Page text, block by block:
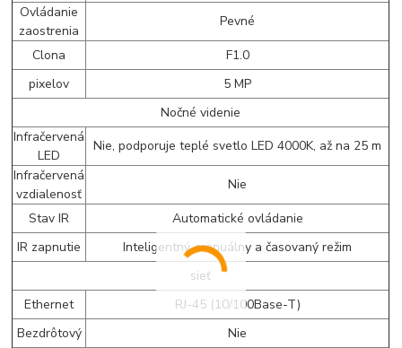
Ovládanie
zaostrenia
Pevné
Clona
F1.0
pixelov
5 MP
Nočné videnie
Infračervená
LED
Nie, podporuje teplé svetlo LED 4000K, až na 25 m
Infračervená
vzdialenosť
Nie
Stav IR
Automatické ovládanie
IR zapnutie
Inteligentný, manuálny a časovaný režim
sieť
Ethernet
RJ-45 (10/100Base-T)
Bezdrôtový
Nie